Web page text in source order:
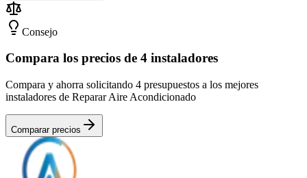
Consejo
Compara los precios de 4 instaladores
Compara y ahorra solicitando 4 presupuestos a los mejores
instaladores de Reparar Aire Acondicionado
Comparar precios